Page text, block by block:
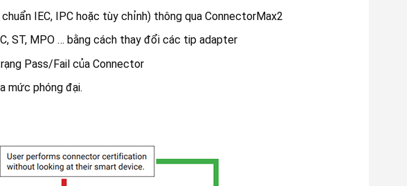
IEC, IPC hoặc tùy chỉnh) thông qua ConnectorMax2
ST, MPO … bằng cách thay đổi các tip adapter
Pass/Fail của Connector
mức phóng đại.